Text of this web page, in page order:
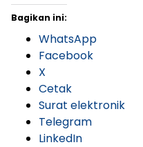
Bagikan ini:
WhatsApp
Facebook
X
Cetak
Surat elektronik
Telegram
LinkedIn